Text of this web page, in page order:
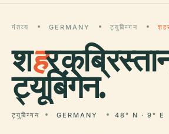
गंतव्य GERMANY ट्युबिन्गन
शहर
ट्यूबिंगेन.
ट्युबिन्गन GERMANY 48° N · 9° E